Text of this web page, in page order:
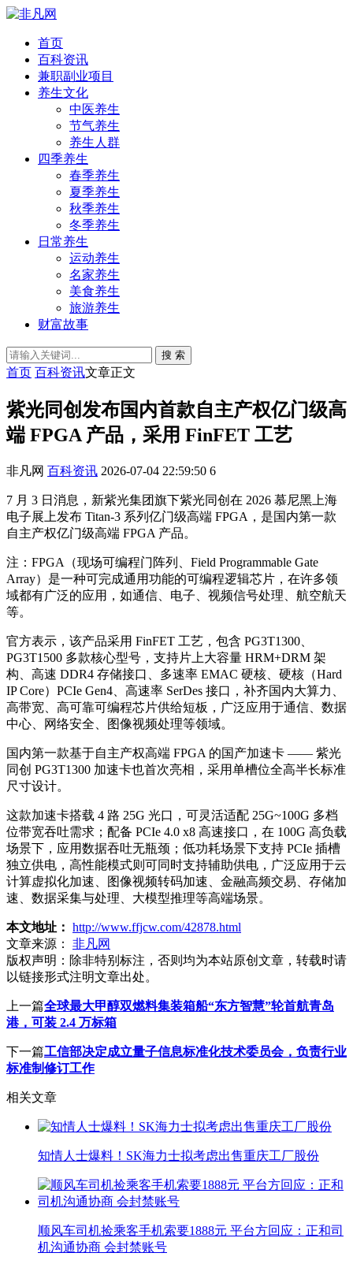
首页
百科资讯
兼职副业项目
养生文化
中医养生
节气养生
养生人群
四季养生
春季养生
夏季养生
秋季养生
冬季养生
日常养生
运动养生
名家养生
美食养生
旅游养生
财富故事
搜 索
首页 百科资讯文章正文
紫光同创发布国内首款自主产权亿门级高
端 FPGA 产品，采用 FinFET 工艺
非凡网 百科资讯 2026-07-04 22:59:50 6
7 月 3 日消息，新紫光集团旗下紫光同创在 2026 慕尼黑上海
电子展上发布 Titan-3 系列亿门级高端 FPGA，是国内第一款
自主产权亿门级高端 FPGA 产品。
注：FPGA（现场可编程门阵列、Field Programmable Gate
Array）是一种可完成通用功能的可编程逻辑芯片，在许多领
域都有广泛的应用，如通信、电子、视频信号处理、航空航天
等。
官方表示，该产品采用 FinFET 工艺，包含 PG3T1300、
PG3T1500 多款核心型号，支持片上大容量 HRM+DRM 架
构、高速 DDR4 存储接口、多速率 EMAC 硬核、硬核（Hard
IP Core）PCIe Gen4、高速率 SerDes 接口，补齐国内大算力、
高带宽、高可靠可编程芯片供给短板，广泛应用于通信、数据
中心、网络安全、图像视频处理等领域。
国内第一款基于自主产权高端 FPGA 的国产加速卡 —— 紫光
同创 PG3T1300 加速卡也首次亮相，采用单槽位全高半长标准
尺寸设计。
这款加速卡搭载 4 路 25G 光口，可灵活适配 25G~100G 多档
位带宽吞吐需求；配备 PCIe 4.0 x8 高速接口，在 100G 高负载
场景下，应用数据吞吐无瓶颈；低功耗场景下支持 PCIe 插槽
独立供电，高性能模式则可同时支持辅助供电，广泛应用于云
计算虚拟化加速、图像视频转码加速、金融高频交易、存储加
速、数据采集与处理、大模型推理等高端场景。
本文地址： http://www.ffjcw.com/42878.html
文章来源：
非凡网
版权声明： 除非特别标注，否则均为本站原创文章，转载时请
以链接形式注明文章出处。
上一篇全球最大甲醇双燃料集装箱船“东方智慧”轮首航青岛
港，可装 2.4 万标箱
下一篇工信部决定成立量子信息标准化技术委员会，负责行业
标准制修订工作
相关文章
知情人士爆料！SK海力士拟考虑出售重庆工厂股份
顺风车司机捡乘客手机索要1888元 平台方回应：正和司
机沟通协商 会封禁账号